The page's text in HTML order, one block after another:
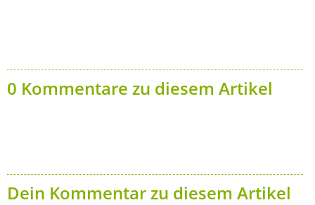
0 Kommentare zu diesem Artikel
Dein Kommentar zu diesem Artikel